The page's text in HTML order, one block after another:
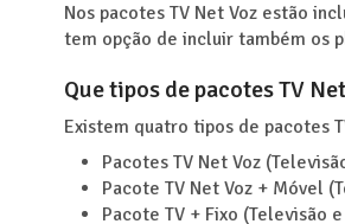
Nos pacotes TV Net Voz estão
tem opção de incluir também os
Que tipos de pacotes TV
Existem quatro tipos de pacotes
Pacotes TV Net Voz
Pacote TV Net Voz + Móvel
Pacote TV + Fixo (Televisão